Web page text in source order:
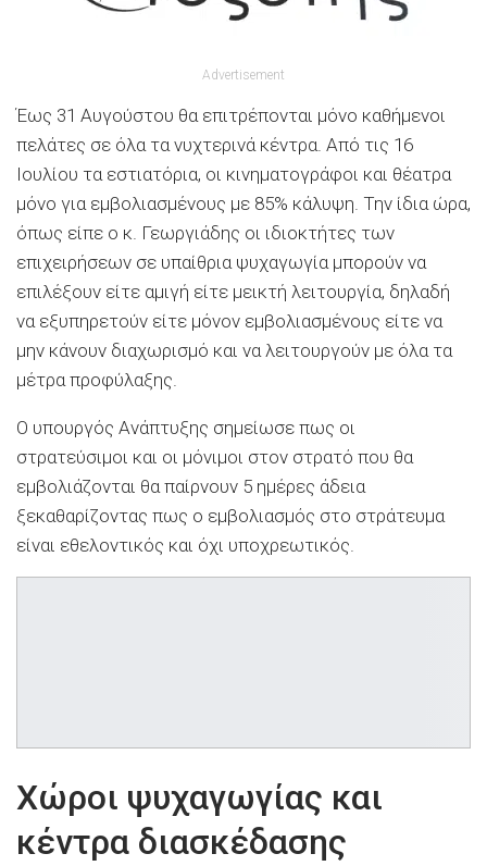
Advertisement
Έως 31 Αυγούστου θα επιτρέπονται μόνο καθήμενοι
πελάτες σε όλα τα νυχτερινά κέντρα. Από τις 16
Ιουλίου τα εστιατόρια, οι κινηματογράφοι και θέατρα
μόνο για εμβολιασμένους με 85% κάλυψη. Την ίδια ώρα,
όπως είπε ο κ. Γεωργιάδης οι ιδιοκτήτες των
επιχειρήσεων σε υπαίθρια ψυχαγωγία μπορούν να
επιλέξουν είτε αμιγή είτε μεικτή λειτουργία, δηλαδή
να εξυπηρετούν είτε μόνον εμβολιασμένους είτε να
μην κάνουν διαχωρισμό και να λειτουργούν με όλα τα
μέτρα προφύλαξης.
Ο υπουργός Ανάπτυξης σημείωσε πως οι
στρατεύσιμοι και οι μόνιμοι στον στρατό που θα
εμβολιάζονται θα παίρνουν 5 ημέρες άδεια
ξεκαθαρίζοντας πως ο εμβολιασμός στο στράτευμα
είναι εθελοντικός και όχι υποχρεωτικός.
Χώροι ψυχαγωγίας και
κέντρα διασκέδασης